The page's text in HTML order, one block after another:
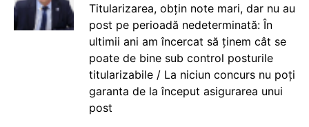
Titularizarea, obțin note mari, dar nu au
post pe perioadă nedeterminată: În
ultimii ani am încercat să ținem cât se
poate de bine sub control posturile
titularizabile / La niciun concurs nu poți
garanta de la început asigurarea unui
post